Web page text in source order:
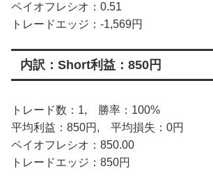
ペイオフレシオ：0.51
トレードエッジ：-1,569円
内訳：Short利益：850円
トレード数：1, 勝率：100%
平均利益：850円, 平均損失：0円
ペイオフレシオ：850.00
トレードエッジ：850円